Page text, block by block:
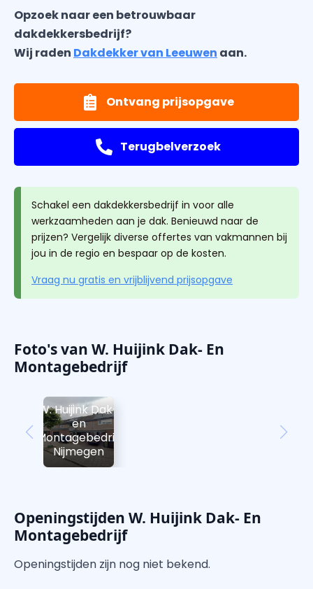
Opzoek naar een betrouwbaar
dakdekkersbedrijf?
Wij raden Dakdekker van Leeuwen aan.
Ontvang prijsopgave
Terugbelverzoek
Schakel een dakdekkersbedrijf in voor alle
werkzaamheden aan je dak. Benieuwd naar de
prijzen? Vergelijk diverse offertes van vakmannen bij
jou in de regio en bespaar op de kosten.
Vraag nu gratis en vrijblijvend prijsopgave
Foto's van W. Huijink Dak- En
Montagebedrijf
W. Huijink Dak-
en
Montagebedrijf
Nijmegen
Openingstijden W. Huijink Dak- En
Montagebedrijf
Openingstijden zijn nog niet bekend.